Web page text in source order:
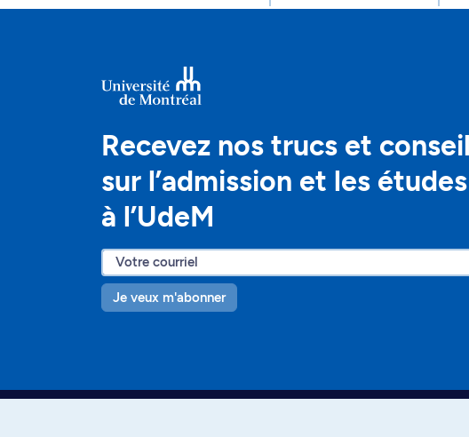
Recevez nos trucs et
sur l’admission et les études
à l’UdeM
Je veux m'abonner